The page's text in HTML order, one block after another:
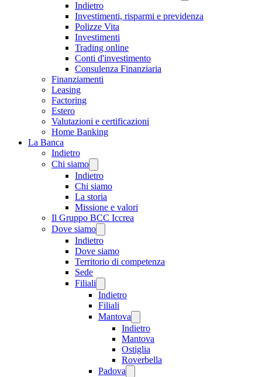
Indietro
Investimenti, risparmi e previdenza
Polizze Vita
Investimenti
Trading online
Conti d'investimento
Consulenza Finanziaria
Finanziamenti
Leasing
Factoring
Estero
Valutazioni e certificazioni
Home Banking
La Banca
Indietro
Chi siamo
Indietro
Chi siamo
La storia
Missione e valori
Il Gruppo BCC Iccrea
Dove siamo
Indietro
Dove siamo
Territorio di competenza
Sede
Filiali
Indietro
Filiali
Mantova
Indietro
Mantova
Ostiglia
Roverbella
Padova